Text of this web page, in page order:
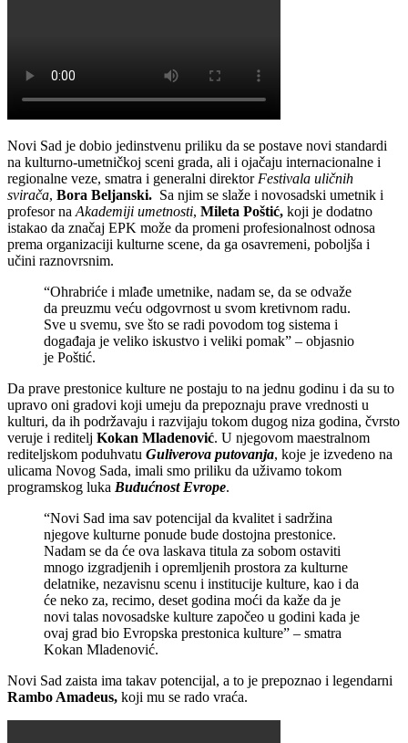
Novi Sad je dobio jedinstvenu priliku da se postave novi standardi
na kulturno-umetničkoj sceni grada, ali i ojačaju internacionalne i
regionalne veze, smatra i generalni direktor Festivala uličnih
svirača, Bora Beljanski. Sa njim se slaže i novosadski umetnik i
profesor na Akademiji umetnosti, Mileta Poštić, koji je dodatno
istakao da značaj EPK može da promeni profesionalnost odnosa
prema organizaciji kulturne scene, da ga osavremeni, poboljša i
učini raznovrsnim.
“Ohrabriće i mlađe umetnike, nadam se, da se odvaže
da preuzmu veću odgovrnost u svom kretivnom radu.
Sve u svemu, sve što se radi povodom tog sistema i
događaja je veliko iskustvo i veliki pomak” – objasnio
je Poštić.
Da prave prestonice kulture ne postaju to na jednu godinu i da su to
upravo oni gradovi koji umeju da prepoznaju prave vrednosti u
kulturi, da ih podržavaju i razvijaju tokom dugog niza godina, čvrsto
veruje i reditelj Kokan Mladenović. U njegovom maestralnom
rediteljskom poduhvatu Guliverova putovanja, koje je izvedeno na
ulicama Novog Sada, imali smo priliku da uživamo tokom
programskog luka Budućnost Evrope.
“Novi Sad ima sav potencijal da kvalitet i sadržina
njegove kulturne ponude bude dostojna prestonice.
Nadam se da će ova laskava titula za sobom ostaviti
mnogo izgradjenih i opremljenih prostora za kulturne
delatnike, nezavisnu scenu i institucije kulture, kao i da
će neko za, recimo, deset godina moći da kaže da je
novi talas novosadske kulture započeo u godini kada je
ovaj grad bio Evropska prestonica kulture” – smatra
Kokan Mladenović.
Novi Sad zaista ima takav potencijal, a to je prepoznao i legendarni
Rambo Amadeus, koji mu se rado vraća.